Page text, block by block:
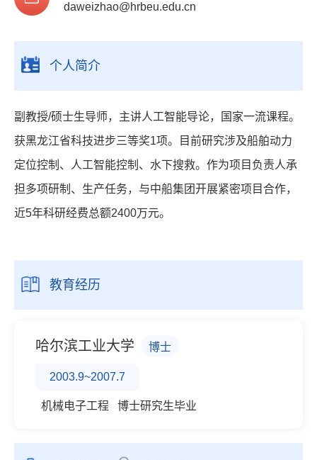
daweizhao@hrbeu.edu.cn
个人简介
副教授/硕士生导师，主讲人工智能导论，国家一流课程。
获黑龙江省科技进步三等奖1项。目前研究涉及船舶动力
定位控制、人工智能控制、水下搜救。作为项目负责人承
担多项研制、生产任务，与中船集团开展紧密项目合作，
近5年科研经费总额2400万元。
教育经历
哈尔滨工业大学 博士
2003.9~2007.7
机械电子工程 博士研究生毕业